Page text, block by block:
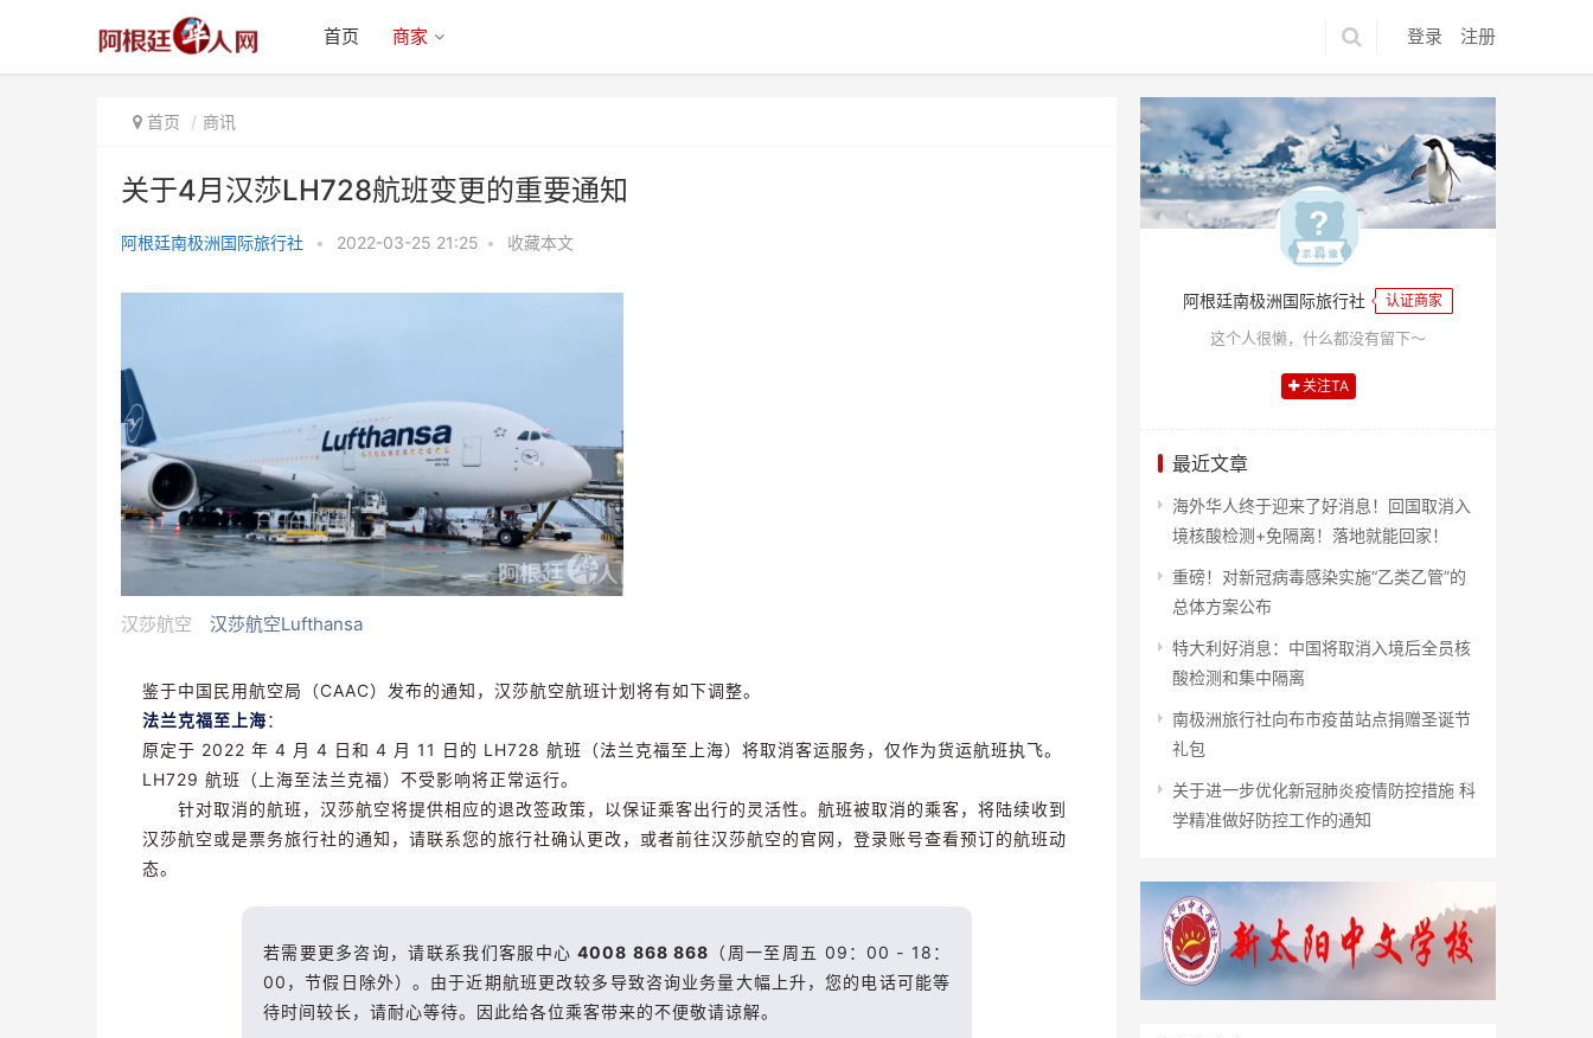
登录 注册
首页 商家
首页 商讯
关于4月汉莎LH728航班变更的重要通知
阿根廷南极洲国际旅行社 • 2022-03-25 21:25 • 收藏本文
汉莎航空 汉莎航空Lufthansa
鉴于中国民用航空局（CAAC）发布的通知，汉莎航空航班计划将有如下调整。
法兰克福至上海：
原定于 2022 年 4 月 4 日和 4 月 11 日的 LH728 航班（法兰克福至上海）将取消客运服务，仅作为货运航班执飞。
LH729 航班（上海至法兰克福）不受影响将正常运行。
针对取消的航班，汉莎航空将提供相应的退改签政策，以保证乘客出行的灵活性。航班被取消的乘客，将陆续收到
汉莎航空或是票务旅行社的通知，请联系您的旅行社确认更改，或者前往汉莎航空的官网，登录账号查看预订的航班动
态。
若需要更多咨询，请联系我们客服中心4008 868 868 （周一至周五 09：00 - 18：
00，节假日除外）。由于近期航班更改较多导致咨询业务量大幅上升，您的电话可能等
待时间较长，请耐心等待。因此给各位乘客带来的不便敬请谅解。
阿根廷南极洲国际旅行社 认证商家
这个人很懒，什么都没有留下～
关注TA
最近文章
海外华人终于迎来了好消息！回国取消入
境核酸检测+免隔离！落地就能回家！
重磅！对新冠病毒感染实施“乙类乙管”的
总体方案公布
特大利好消息：中国将取消入境后全员核
酸检测和集中隔离
南极洲旅行社向布市疫苗站点捐赠圣诞节
礼包
关于进一步优化新冠肺炎疫情防控措施 科
学精准做好防控工作的通知